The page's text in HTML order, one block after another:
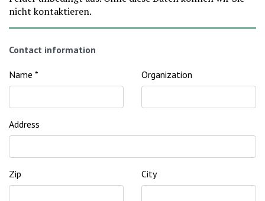
nicht kontaktieren.
Contact information
Name * Organization
Address
Zip City